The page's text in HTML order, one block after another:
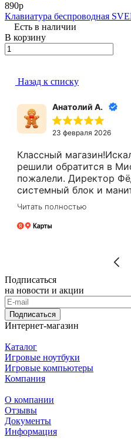
890р
Клавиатура беспроводная
Есть в наличии
В корзину
Назад к списку
Анатолий А.
23 февраля 2026
Классный
решили обратится в
пожалели. Директор
системный блок и
15.Цены адекватные, за
делают.Спасибо Вам
бизнесе!
Читать полностью
Подписаться
на новости и акции
Подписаться
Интернет-магазин
Каталог
Игровые ноутбуки
Игровые компьютеры
Компания
О компании
Отзывы
Документы
Информация